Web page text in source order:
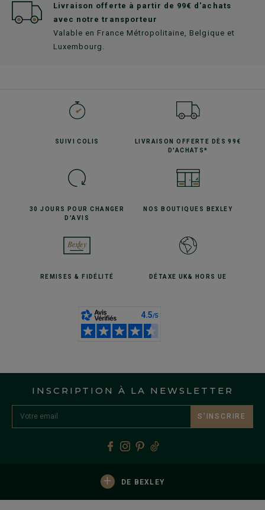
Livraison offerte à partir de 99€ d'achats
avec notre transporteur
Valable en France Métropolitaine, Belgique et
Luxembourg.
SUIVICOLIS LIVRAISON OFFERTE
DÈS 99€
D'ACHATS*
30 JOURS POURCHANGER
D'AVIS
NOS BOUTIQUES BEXLEY
REMISES& FIDÉLITÉ DÉTAXE UK& HORS UE
INSCRIPTION À LA NEWSLETTER
S’INSCRIRE
+ DE BEXLEY